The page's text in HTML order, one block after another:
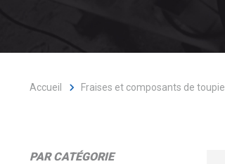
Accueil Fraises et composants de toupie
PAR CATÉGORIE